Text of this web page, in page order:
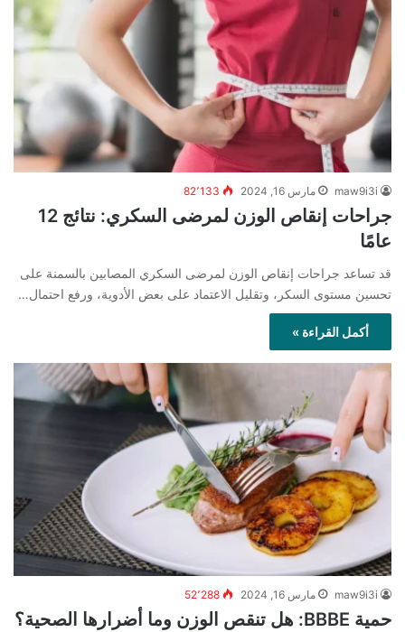
maw9i3i مارس 16, 2024 82٬133
جراحات إنقاص الوزن لمرضى السكري: نتائج 12
عامًا
قد تساعد جراحات إنقاص الوزن لمرضى السكري المصابين بالسمنة على
تحسين مستوى السكر، وتقليل الاعتماد على بعض الأدوية، ورفع احتمال…
أكمل القراءة »
maw9i3i مارس 16, 2024 52٬288
حمية BBBE: هل تنقص الوزن وما أضرارها الصحية؟